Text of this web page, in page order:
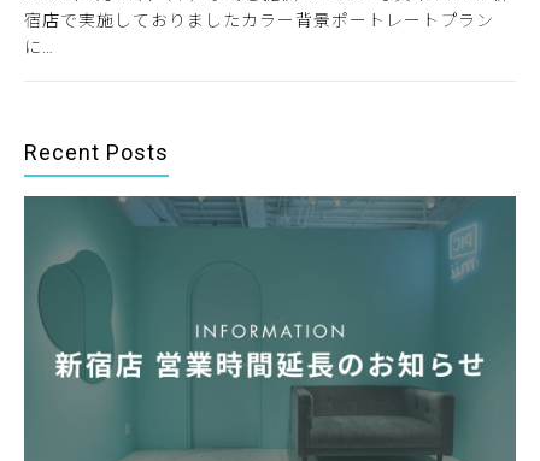
宿店で実施しておりましたカラー背景ポートレートプラン
に…
Recent Posts